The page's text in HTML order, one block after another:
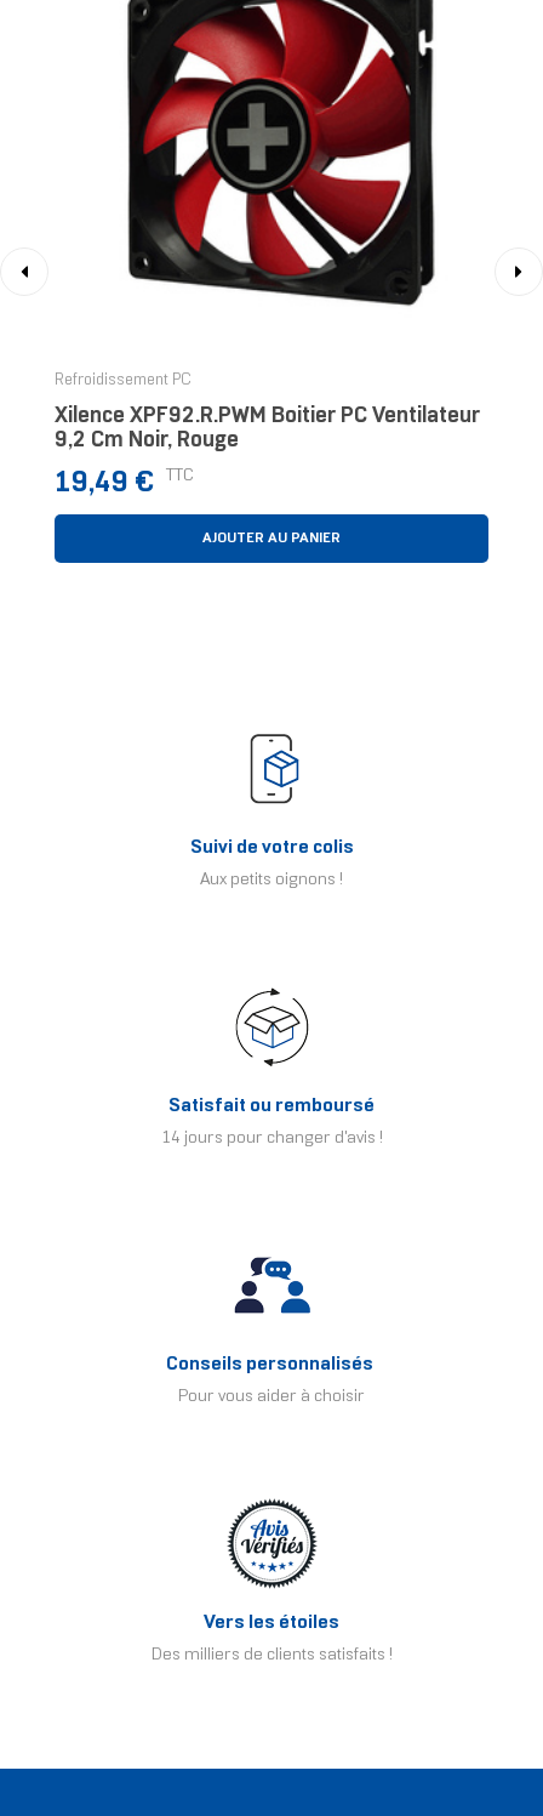
Refroidissement PC
Xilence XPF92.R.PWM Boitier PC Ventilateur
9,2 Cm Noir, Rouge
Prix
19,49 € TTC
AJOUTER AU PANIER
Suivi de votre colis
Aux petits oignons !
Satisfait ou remboursé
14 jours pour changer d'avis !
Conseils personnalisés
Pour vous aider à choisir
Vers les étoiles
Des milliers de clients satisfaits !